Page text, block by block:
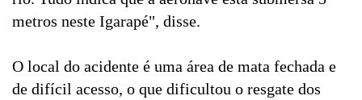
metros neste Igarapé", disse.
O local do acidente é uma área de mata fechada e
de difícil acesso, o que dificultou o resgate dos